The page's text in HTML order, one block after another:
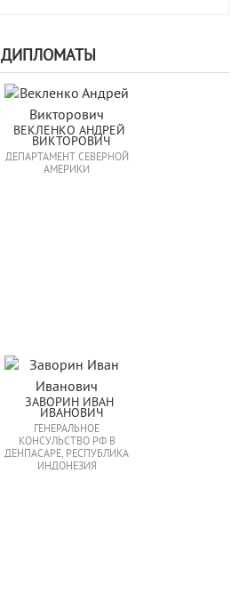
ДИПЛОМАТЫ
ВЕКЛЕНКО АНДРЕЙ
ВИКТОРОВИЧ
ДЕПАРТАМЕНТ СЕВЕРНОЙ
АМЕРИКИ
ЗАВОРИН ИВАН
ИВАНОВИЧ
ГЕНЕРАЛЬНОЕ
КОНСУЛЬСТВО РФ В
ДЕНПАСАРЕ, РЕСПУБЛИКА
ИНДОНЕЗИЯ